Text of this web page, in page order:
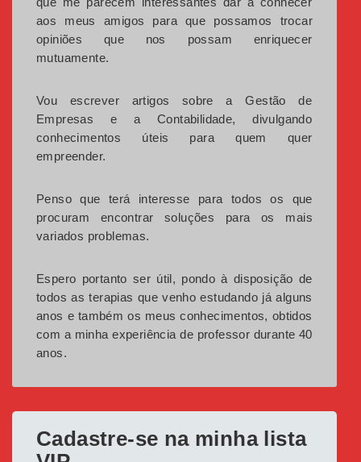
aos meus amigos para que possamos trocar
opiniões que nos possam enriquecer
mutuamente.
Vou escrever artigos sobre a Gestão de
Empresas e a Contabilidade, divulgando
conhecimentos úteis para quem quer
empreender.
Penso que terá interesse para todos os que
procuram encontrar soluções para os mais
variados problemas.
Espero portanto ser útil, pondo à disposição de
todos as terapias que venho estudando já alguns
anos e também os meus conhecimentos, obtidos
com a minha experiência de professor durante 40
anos.
Cadastre-se na minha lista